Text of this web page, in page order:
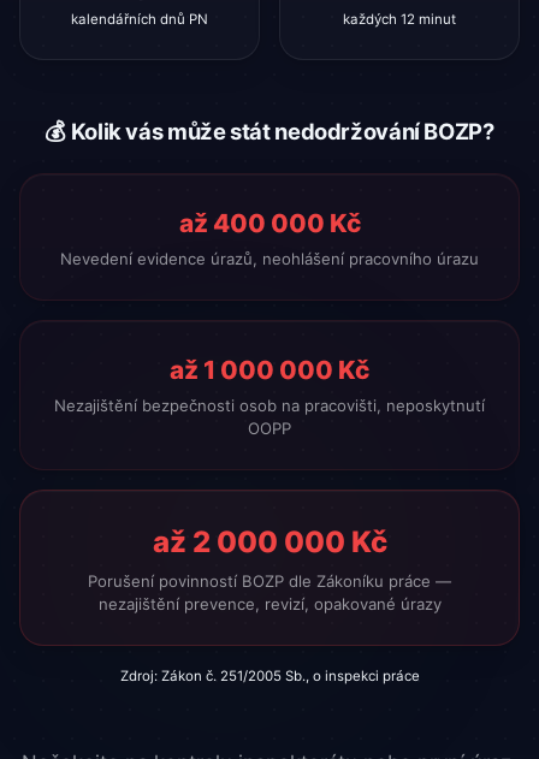
kalendářních dnů PN každých 12 minut
💰 Kolik vás může stát nedodržování BOZP?
až 400 000 Kč
Nevedení evidence úrazů, neohlášení pracovního úrazu
až 1 000 000 Kč
Nezajištění bezpečnosti osob na pracovišti, neposkytnutí
OOPP
až 2 000 000 Kč
Porušení povinností BOZP dle Zákoníku práce —
nezajištění prevence, revizí, opakované úrazy
Zdroj: Zákon č. 251/2005 Sb., o inspekci práce